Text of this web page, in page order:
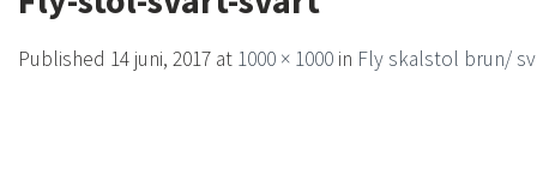
Published 14 juni, 2017 at 1000 × 1000 in Fly skalstol brun/